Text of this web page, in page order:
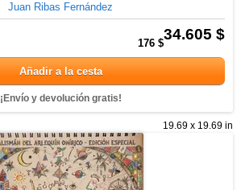
Juan Ribas Fernández
34.605 $
176 $
Añadir a la cesta
¡Envío y devolución gratis!
19.69 x 19.69 in